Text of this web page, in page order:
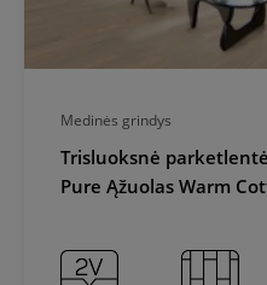
Medinės grindys
Trisluoksnė
Pure Ąžuolas Warm